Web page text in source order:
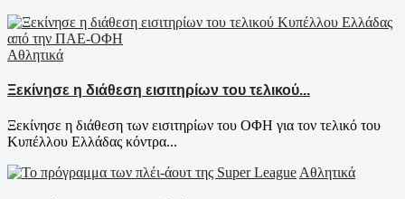
Αθλητικά
Ξεκίνησε η διάθεση εισιτηρίων του τελικού...
Ξεκίνησε η διάθεση των εισιτηρίων του ΟΦΗ για τον τελικό του
Κυπέλλου Ελλάδας κόντρα...
Αθλητικά